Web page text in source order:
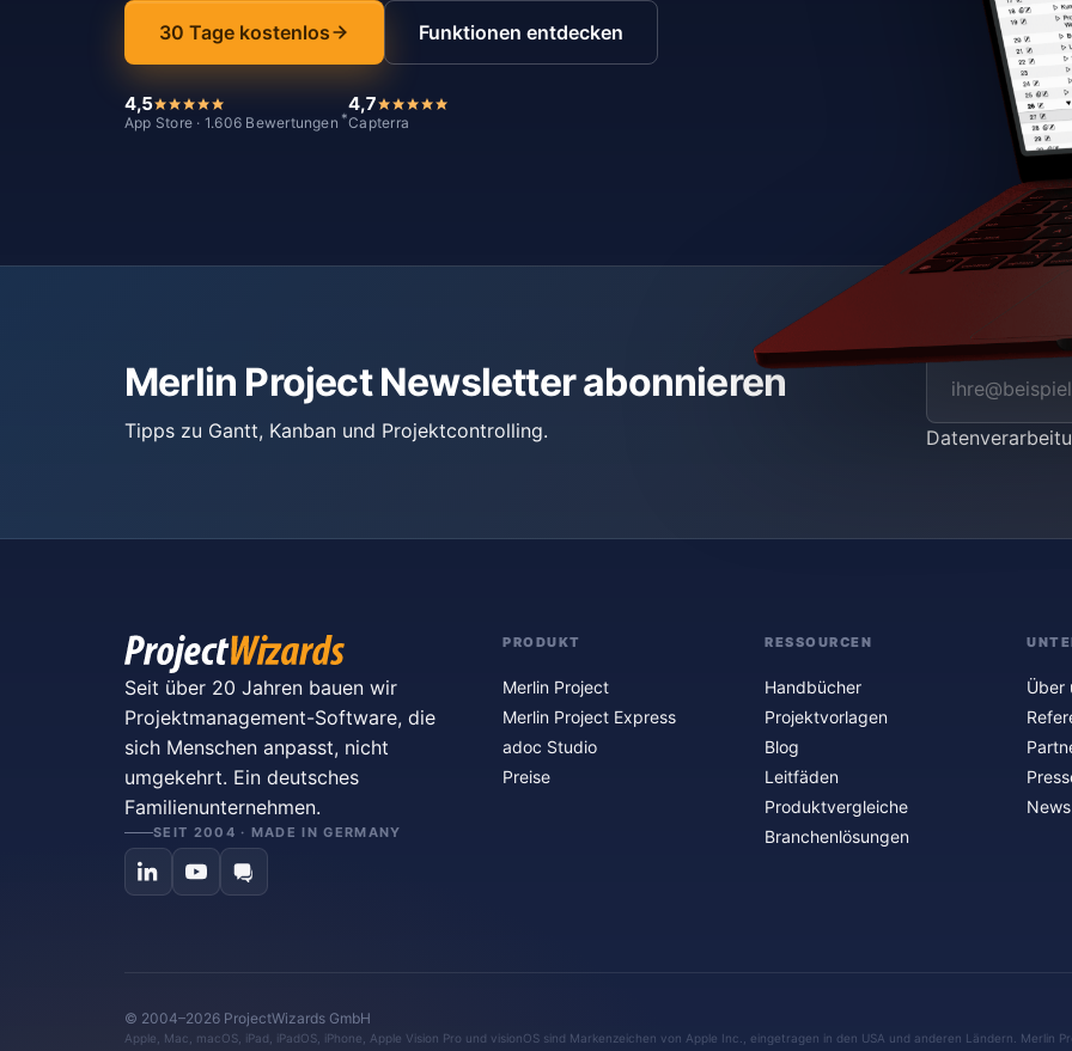
30 Tage kostenlos Funktionen entdecken
4,5
App Store · 1.606 Bewertungen *
4,7
Capterra
Merlin Project Newsletter abonnieren
Tipps zu Gantt, Kanban und Projektcontrolling.
Seit über 20 Jahren bauen wir
Projektmanagement-Software, die
sich Menschen anpasst, nicht
umgekehrt. Ein deutsches
Familienunternehmen.
SEIT 2004 · MADE IN GERMANY
PRODUKT
Merlin Project
Merlin Project Express
adoc Studio
Preise
RESSOURCEN
Handbücher
Projektvorlagen
Blog
Leitfäden
Produktvergleiche
Branchenlösungen
Über
© 2004–2026 ProjectWizards GmbH
Apple, Mac, macOS, iPad, iPadOS, iPhone, Apple Vision Pro und visionOS sind Markenzeichen von Apple Inc., eingetragen in den USA und anderen Ländern. Merlin